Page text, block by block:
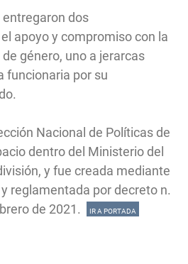
entregaron dos
apoyo y compromiso con la
género, uno a jerarcas
funcionaria por su
Nacional de Políticas de
dentro del Ministerio del
y fue creada mediante
reglamentada por decreto n.
de 2021.
IR A PORTADA